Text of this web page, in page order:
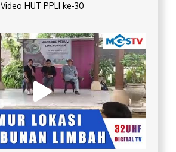
Video HUT PPLI ke-30